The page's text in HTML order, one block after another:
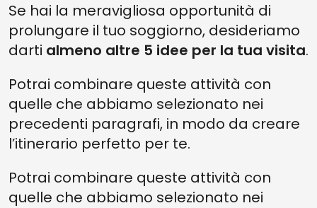
Se hai la meravigliosa opportunità di
prolungare il tuo soggiorno, desideriamo
darti almeno altre 5 idee per la tua visita.
Potrai combinare queste attività con
quelle che abbiamo selezionato nei
precedenti paragrafi, in modo da creare
l’itinerario perfetto per te.
Potrai combinare queste attività con
quelle che abbiamo selezionato nei